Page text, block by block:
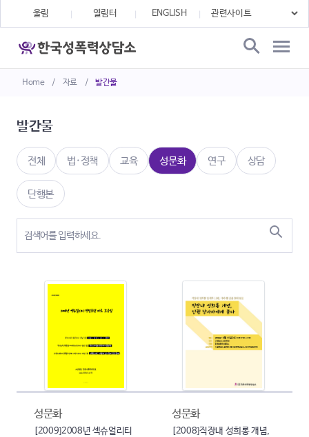
Home / 자료 / 발간물
울림 열림터 ENGLISH
발간물
전체 법·정책 교육 성문화 연구 상담
단행본
성문화
[2009]2008년 섹슈얼리티
성문화
[2008]직장내 성희롱 개념,